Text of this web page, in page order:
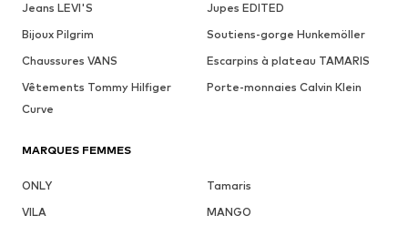
Jeans LEVI'S
Jupes EDITED
Bijoux Pilgrim
Soutiens-gorge Hunkemöller
Chaussures VANS
Escarpins à plateau TAMARIS
Vêtements Tommy Hilfiger
Curve
Porte-monnaies Calvin Klein
MARQUES FEMMES
ONLY
Tamaris
VILA
MANGO